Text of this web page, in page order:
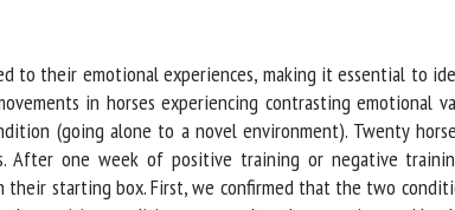
to their emotional experiences, making it essential to
in horses experiencing contrasting emotional
(going alone to a novel environment). Twenty
one week of positive training or negative training,
starting box. First, we confirmed that the two